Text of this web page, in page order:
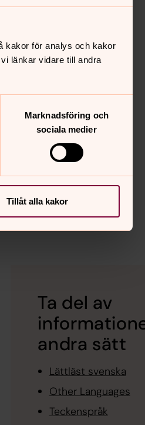
kakor för analys och kakor
länkar vidare till andra
Marknadsföring och
sociala medier
Tillåt alla kakor
Ta del av
andra sätt
Lättläst svenska
Other Languages
Teckenspråk